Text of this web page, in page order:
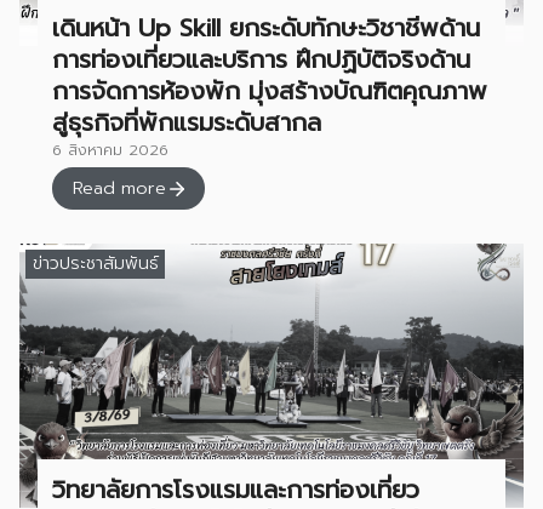
เดินหน้า Up Skill ยกระดับทักษะวิชาชีพด้าน
การท่องเที่ยวและบริการ ฝึกปฏิบัติจริงด้าน
การจัดการห้องพัก มุ่งสร้างบัณฑิตคุณภาพ
สู่ธุรกิจที่พักแรมระดับสากล
6 สิงหาคม 2026
Read more
ข่าวประชาสัมพันธ์
วิทยาลัยการโรงแรมและการท่องเที่ยว